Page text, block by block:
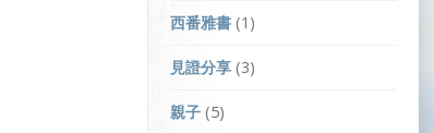
西番雅書 (1)
見證分享 (3)
親子 (5)